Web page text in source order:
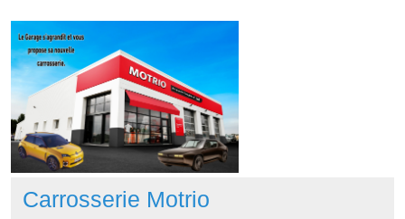
Carrosserie Motrio